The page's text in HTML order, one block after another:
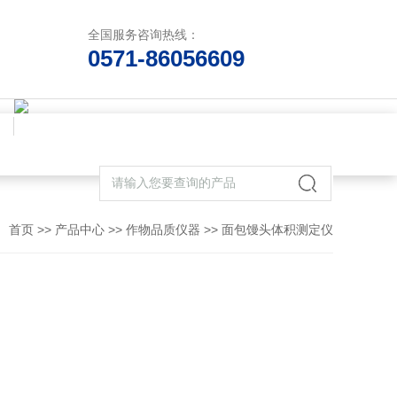
全国服务咨询热线：
0571-86056609
首页 >> 产品中心 >> 作物品质仪器 >> 面包馒头体积测定仪